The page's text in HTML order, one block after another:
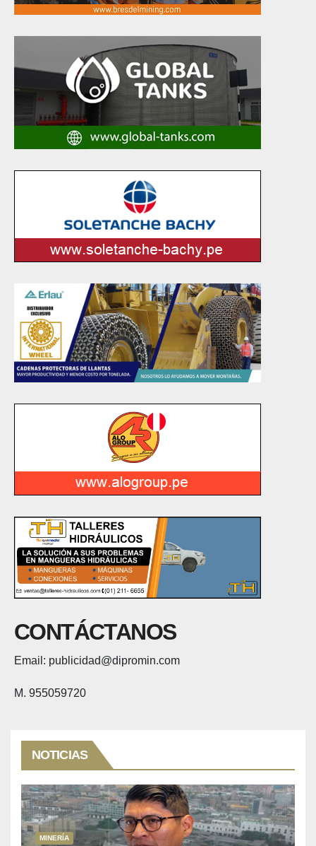
CONTÁCTANOS
Email: publicidad@dipromin.com
M. 955059720
NOTICIAS
MINERÍA